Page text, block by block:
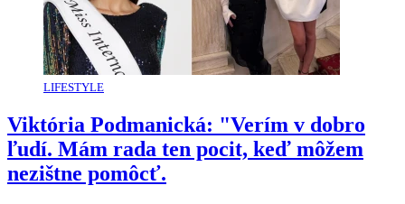
LIFESTYLE
Viktória Podmanická: "Verím v dobro
ľudí. Mám rada ten pocit, keď môžem
nezištne pomôcť.